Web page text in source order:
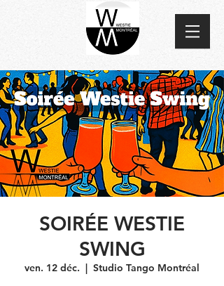
SOIRÉE WESTIE
SWING
ven. 12 déc.
  |
Studio Tango Montréal